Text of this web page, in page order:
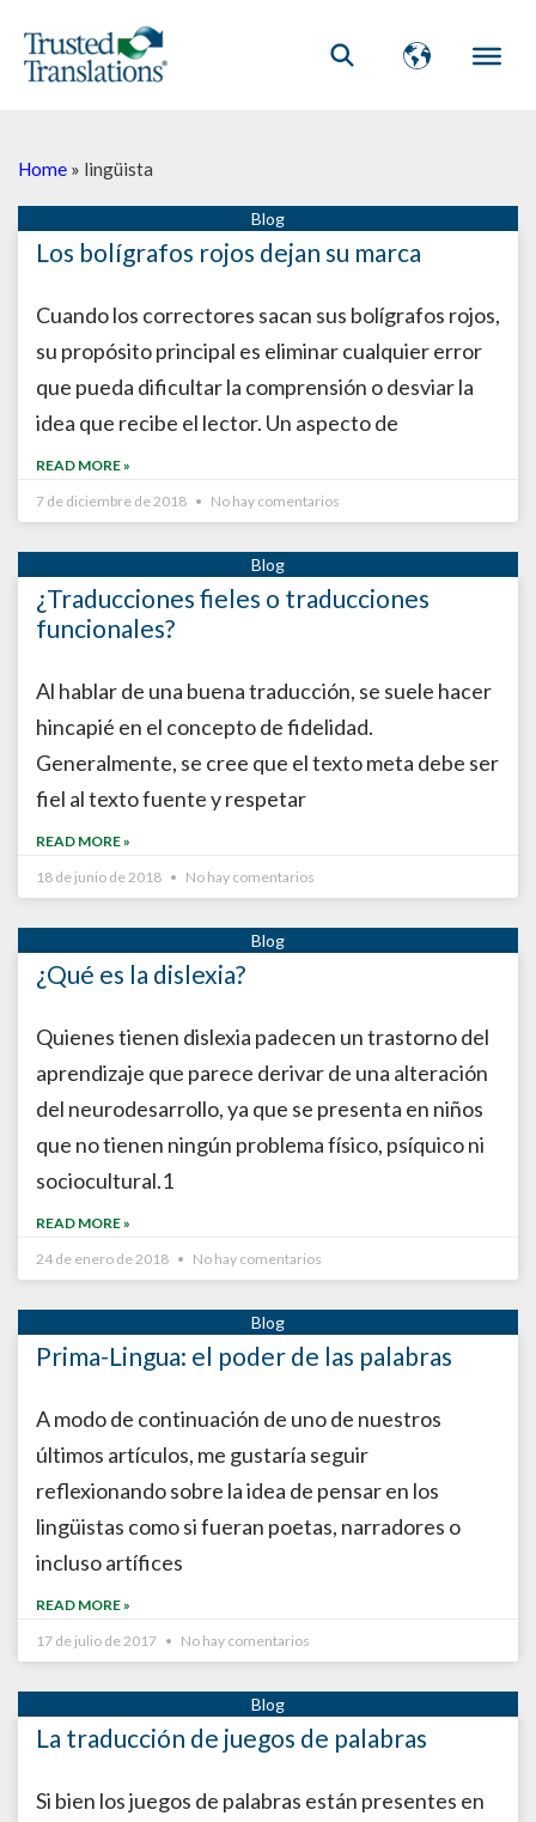
Home » lingüista
Los bolígrafos rojos dejan su marca
Cuando los correctores sacan sus bolígrafos rojos,
su propósito principal es eliminar cualquier error
que pueda dificultar la comprensión o desviar la
idea que recibe el lector. Un aspecto de
READ MORE »
7 de diciembre de 2018
No hay comentarios
¿Traducciones fieles o traducciones
funcionales?
Al hablar de una buena traducción, se suele hacer
hincapié en el concepto de fidelidad.
Generalmente, se cree que el texto meta debe ser
fiel al texto fuente y respetar
READ MORE »
18 de junio de 2018
No hay comentarios
¿Qué es la dislexia?
Quienes tienen dislexia padecen un trastorno del
aprendizaje que parece derivar de una alteración
del neurodesarrollo, ya que se presenta en niños
que no tienen ningún problema físico, psíquico ni
sociocultural.1
READ MORE »
24 de enero de 2018
No hay comentarios
Prima-Lingua: el poder de las palabras
A modo de continuación de uno de nuestros
últimos artículos, me gustaría seguir
reflexionando sobre la idea de pensar en los
lingüistas como si fueran poetas, narradores o
incluso artífices
READ MORE »
17 de julio de 2017
No hay comentarios
La traducción de juegos de palabras
Si bien los juegos de palabras están presentes en